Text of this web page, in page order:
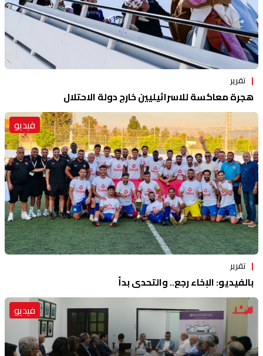
تقرير
هجرة معاكسة للاسرائيليين خارج دولة الاحتلال
فيديو
تقرير
بالفيديو: الإخاء رجع.. والتحدي بدأ
فيديو